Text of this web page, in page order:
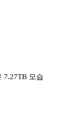
7.27TB 모습